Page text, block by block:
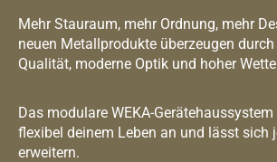
Mehr Stauraum, mehr Ordnung, mehr
neuen Metallprodukte überzeugen
Qualität, moderne Optik und hoher
Das modulare WEKA-
flexibel deinem Leben an und lässt sich
erweitern.